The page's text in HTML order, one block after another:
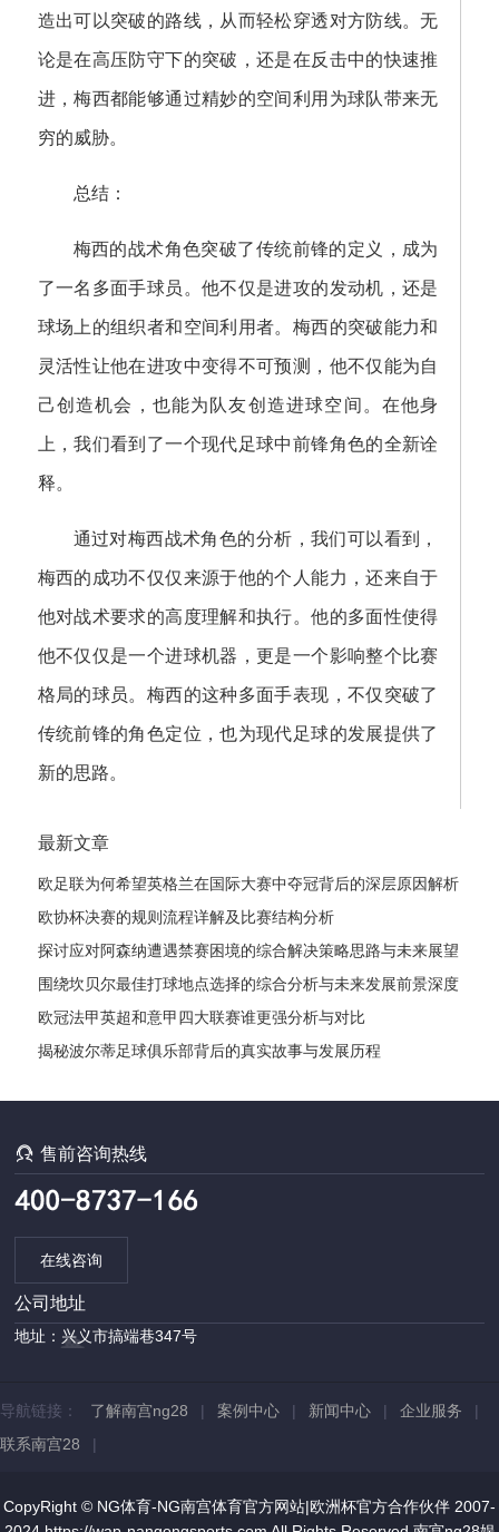
造出可以突破的路线，从而轻松穿透对方防线。无
论是在高压防守下的突破，还是在反击中的快速推
进，梅西都能够通过精妙的空间利用为球队带来无
穷的威胁。
总结：
梅西的战术角色突破了传统前锋的定义，成为
了一名多面手球员。他不仅是进攻的发动机，还是
球场上的组织者和空间利用者。梅西的突破能力和
灵活性让他在进攻中变得不可预测，他不仅能为自
己创造机会，也能为队友创造进球空间。在他身
上，我们看到了一个现代足球中前锋角色的全新诠
释。
通过对梅西战术角色的分析，我们可以看到，
梅西的成功不仅仅来源于他的个人能力，还来自于
他对战术要求的高度理解和执行。他的多面性使得
他不仅仅是一个进球机器，更是一个影响整个比赛
格局的球员。梅西的这种多面手表现，不仅突破了
传统前锋的角色定位，也为现代足球的发展提供了
新的思路。
最新文章
欧足联为何希望英格兰在国际大赛中夺冠背后的深层原因解析
欧协杯决赛的规则流程详解及比赛结构分析
探讨应对阿森纳遭遇禁赛困境的综合解决策略思路与未来展望
发展路径
围绕坎贝尔最佳打球地点选择的综合分析与未来发展前景深度
探讨全
欧冠法甲英超和意甲四大联赛谁更强分析与对比
揭秘波尔蒂足球俱乐部背后的真实故事与发展历程
售前咨询热线
在线咨询
公司地址
地址：兴义市搞端巷347号
导航链接： 了解南宫ng28 | 案例中心 | 新闻中心 | 企业服务 |
联系南宫28 |
CopyRight © NG体育-NG南宫体育官方网站|欧洲杯官方合作伙伴 2007-